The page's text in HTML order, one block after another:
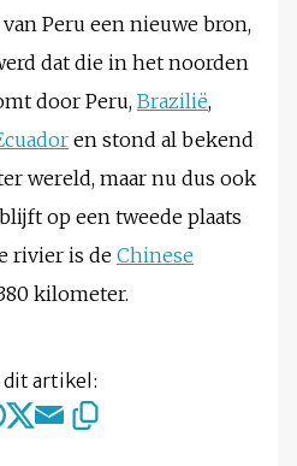
Peru een nieuwe bron,
dat die in het noorden
door Peru, Brazilië,
en stond al bekend
wereld, maar nu dus ook
op een tweede plaats
rivier is de Chinese
kilometer.
dit artikel: